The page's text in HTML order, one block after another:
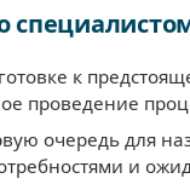
к
проведение
очередь для
и